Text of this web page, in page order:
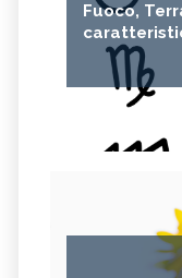
Fuoco,